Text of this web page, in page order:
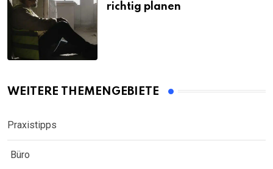
richtig planen
WEITERE THEMENGEBIETE
Praxistipps
Büro